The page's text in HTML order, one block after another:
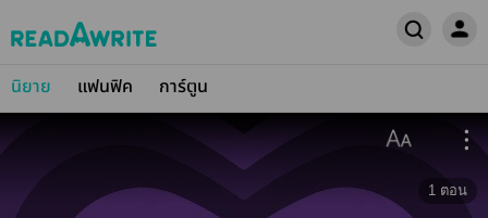
นิยาย แฟนฟิค การ์ตูน
1 ตอน